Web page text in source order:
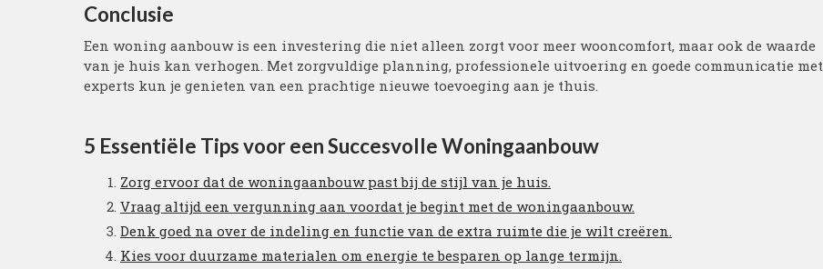
Conclusie
Een woning aanbouw is een investering die niet alleen zorgt voor meer wooncomfort, maar ook de waarde
van je huis kan verhogen. Met zorgvuldige planning, professionele uitvoering en goede communicatie met
experts kun je genieten van een prachtige nieuwe toevoeging aan je thuis.
5 Essentiële Tips voor een Succesvolle Woningaanbouw
Zorg ervoor dat de woningaanbouw past bij de stijl van je huis.
Vraag altijd een vergunning aan voordat je begint met de woningaanbouw.
Denk goed na over de indeling en functie van de extra ruimte die je wilt creëren.
Kies voor duurzame materialen om energie te besparen op lange termijn.